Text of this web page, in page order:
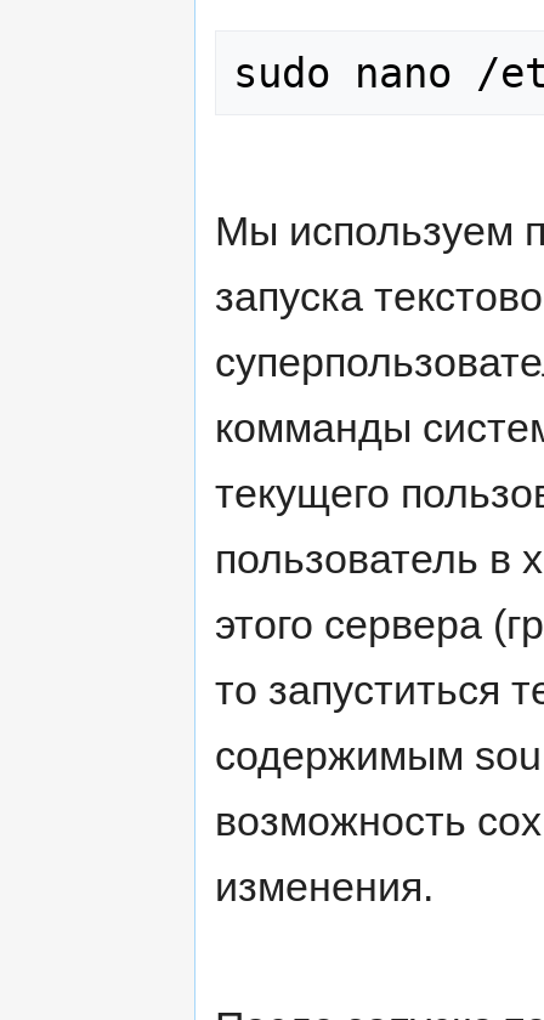
Мы используем
запуска
комманды
текущего
пользователь в
этого сервера
то запуститься
содержимым
возможность
изменения.